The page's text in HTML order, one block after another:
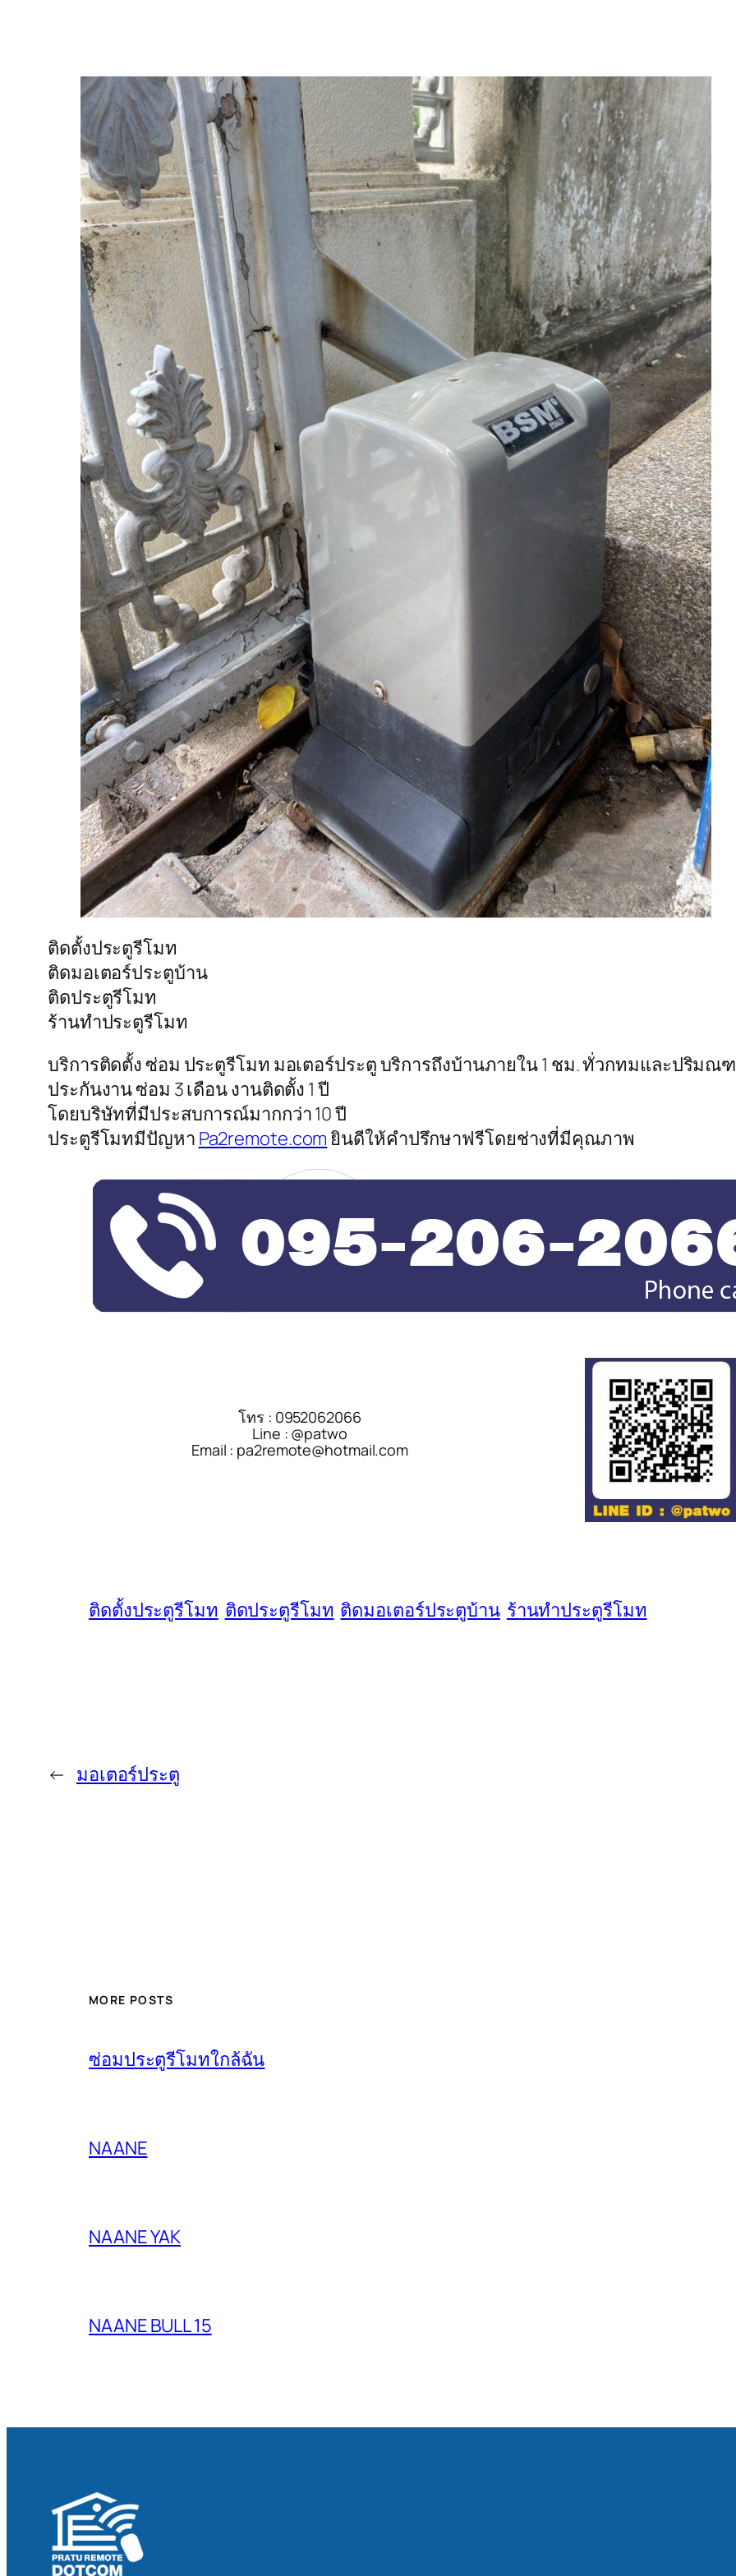
ติดตั้งประตูรีโมท
ติดมอเตอร์ประตูบ้าน
ติดประตูรีโมท
ร้านทําประตูรีโมท
บริการติดตั้ง ซ่อม ประตูรีโมท มอเตอร์ประตู บริการถึงบ้านภายใน 1 ชม. ทั่วกทมและปริมณ
ประกันงาน ซ่อม 3 เดือน งานติดตั้ง 1 ปี
โดยบริษัทที่มีประสบการณ์มากกว่า 10 ปี
ประตูรีโมทมีปัญหา Pa2remote.com ยินดีให้คำปรึกษาฟรีโดยช่างที่มีคุณภาพ
โทร : 0952062066
Line : @patwo
Email : pa2remote@hotmail.com
ติดตั้งประตูรีโมท ติดประตูรีโมท ติดมอเตอร์ประตูบ้าน ร้านทําประตูรีโมท
← มอเตอร์ประตู
MORE POSTS
ซ่อมประตูรีโมทใกล้ฉัน
NAANE
NAANE YAK
NAANE BULL 15